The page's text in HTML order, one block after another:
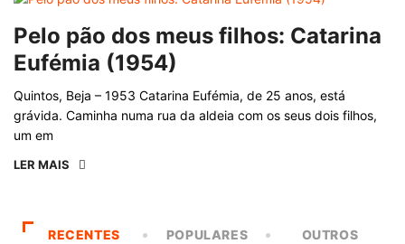
Pelo pão dos meus filhos: Catarina
Eufémia (1954)
Quintos, Beja – 1953 Catarina Eufémia, de 25 anos, está
grávida. Caminha numa rua da aldeia com os seus dois filhos,
um em
LER MAIS
RECENTES POPULARES OUTROS